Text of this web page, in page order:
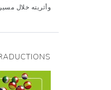
وأثريته خلال